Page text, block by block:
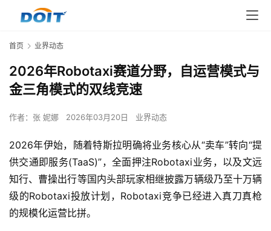
首页 业界动态
2026年Robotaxi赛道分野，自运营模式与
金三角模式的双线竞速
作者： 张 妮娜 2026年03月20日 业界动态
2026年伊始，随着特斯拉明确将业务核心从“卖车”转向“提
供交通即服务(TaaS)”，全面押注Robotaxi业务，以及文远
知行、曹操出行等国内头部玩家相继披露万辆级乃至十万辆
级的Robotaxi投放计划，Robotaxi竞争已经进入真刀真枪
的规模化运营比拼。